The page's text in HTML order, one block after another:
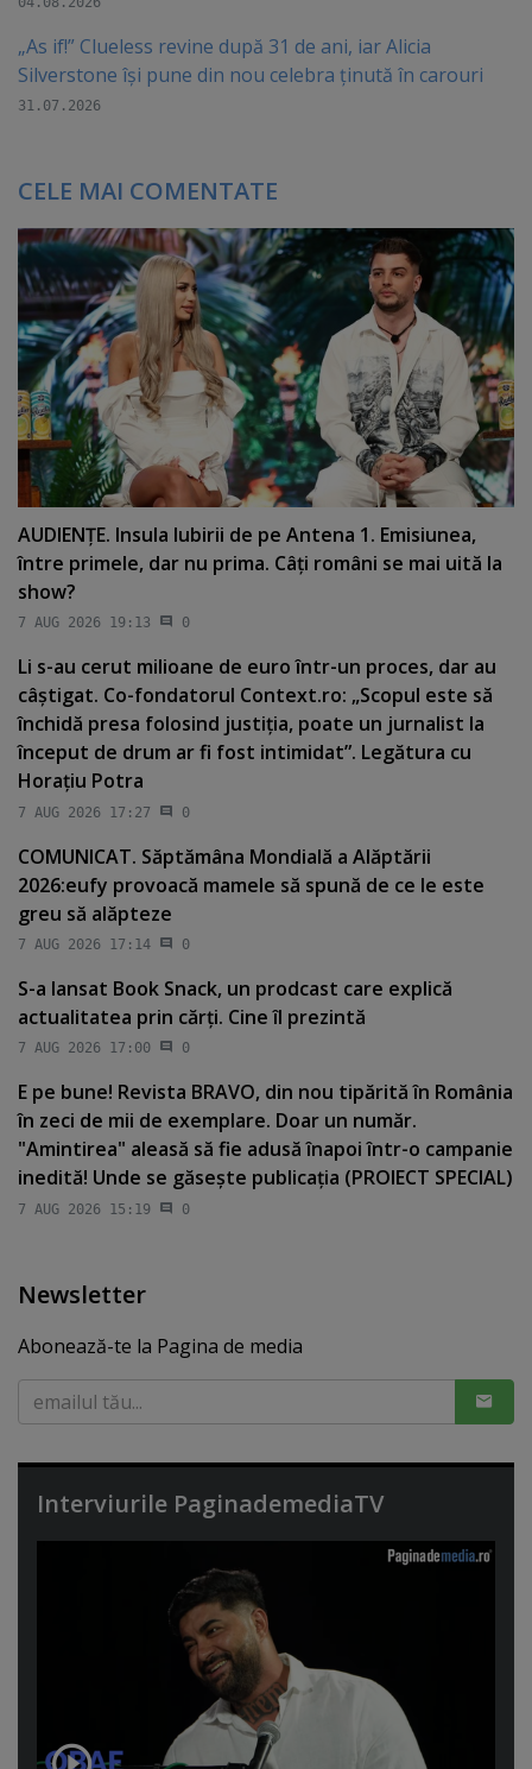
„As if!” Clueless revine după 31 de ani, iar Alicia
Silverstone își pune din nou celebra ținută în carouri
31.07.2026
CELE MAI COMENTATE
AUDIENŢE. Insula Iubirii de pe Antena 1. Emisiunea,
între primele, dar nu prima. Câţi români se mai uită la
show?
7 AUG 2026 19:13 0
Li s-au cerut milioane de euro într-un proces, dar au
câştigat. Co-fondatorul Context.ro: „Scopul este să
închidă presa folosind justiţia, poate un jurnalist la
început de drum ar fi fost intimidat”. Legătura cu
Horaţiu Potra
7 AUG 2026 17:27 0
COMUNICAT. Săptămâna Mondială a Alăptării
2026:eufy provoacă mamele să spună de ce le este
greu să alăpteze
7 AUG 2026 17:14 0
S-a lansat Book Snack, un prodcast care explică
actualitatea prin cărţi. Cine îl prezintă
7 AUG 2026 17:00 0
E pe bune! Revista BRAVO, din nou tipărită în România
în zeci de mii de exemplare. Doar un număr.
"Amintirea" aleasă să fie adusă înapoi într-o campanie
inedită! Unde se găseşte publicaţia (PROIECT SPECIAL)
7 AUG 2026 15:19 0
Newsletter
Abonează-te la Pagina de media
Interviurile PaginademediaTV